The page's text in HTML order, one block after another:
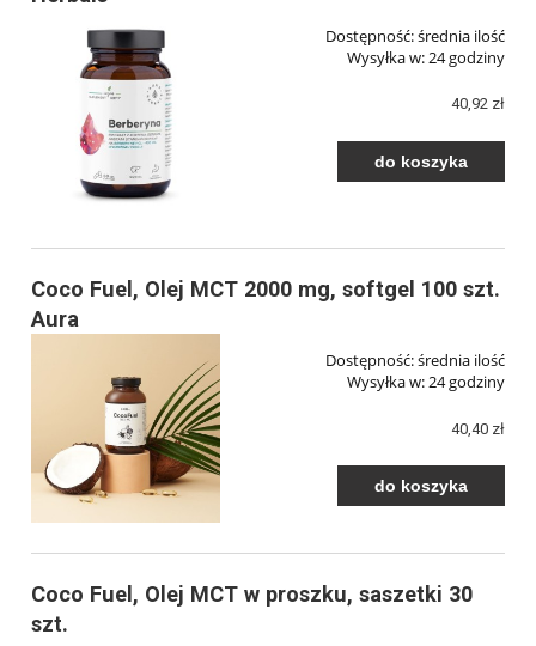
Dostępność:średnia ilość
Wysyłka w:24 godziny
40,92 zł
do koszyka
Coco Fuel, Olej MCT 2000 mg, softgel 100 szt.
Aura
Dostępność:średnia ilość
Wysyłka w:24 godziny
40,40 zł
do koszyka
Coco Fuel, Olej MCT w proszku, saszetki 30
szt.